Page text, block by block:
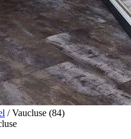
/ Vaucluse (84)